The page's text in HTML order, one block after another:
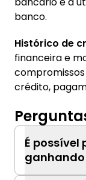
banco.
Histórico de
financeira e
crédito,
É possível